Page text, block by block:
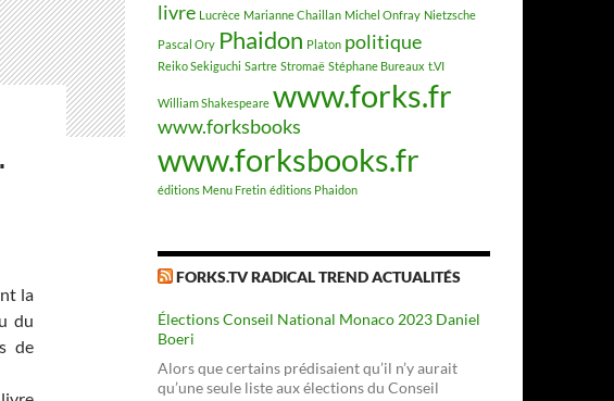
la
du
de
livre Lucrèce Marianne Chaillan Michel Onfray Nietzsche
Pascal Ory Phaidon Platon politique
Reiko Sekiguchi Sartre Stromaë Stéphane Bureaux t.VI
William Shakespeare www.forks.fr
www.forksbooks
www.forksbooks.fr
éditions Menu Fretin éditions Phaidon
FORKS.TV RADICAL TREND ACTUALITÉS
Élections Conseil National Monaco 2023 Daniel
Boeri
Alors que certains prédisaient qu’il n’y aurait
qu’une seule liste aux élections du Conseil